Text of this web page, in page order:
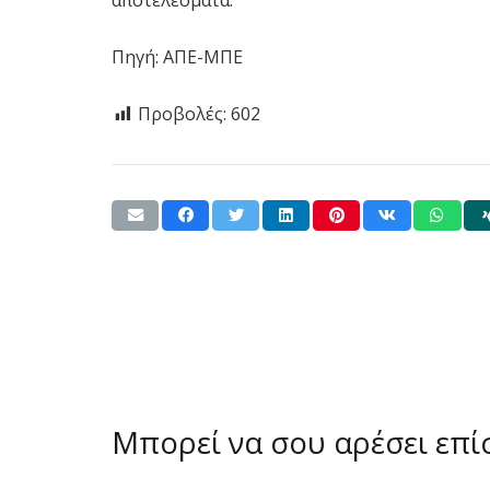
Πηγή: ΑΠΕ-ΜΠΕ
Προβολές: 602
Μπορεί να σου αρέσει